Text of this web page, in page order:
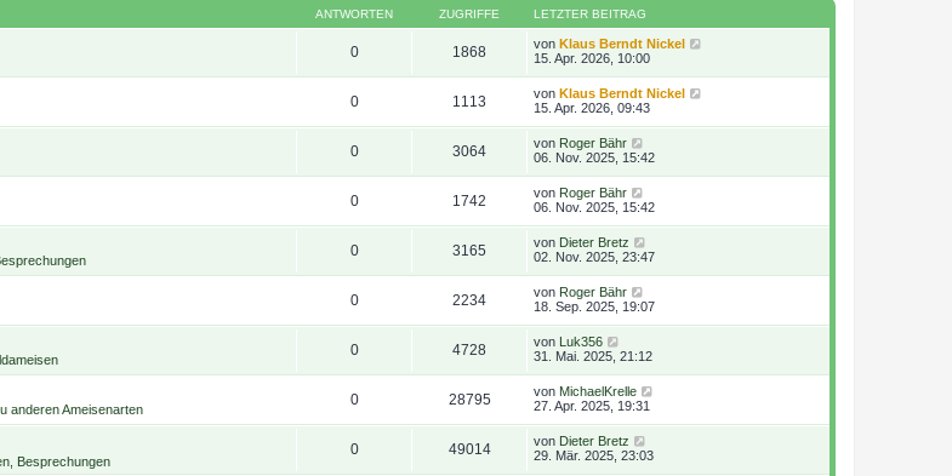
ANTWORTEN ZUGRIFFE LETZTER BEITRAG
0 1868 von Klaus Berndt Nickel
15. Apr. 2026, 10:00
0 1113 von Klaus Berndt Nickel
15. Apr. 2026, 09:43
0 3064 von Roger Bähr
06. Nov. 2025, 15:42
0 1742 von Roger Bähr
06. Nov. 2025, 15:42
0 3165 von Dieter Bretz
02. Nov. 2025, 23:47
0 2234 von Roger Bähr
18. Sep. 2025, 19:07
0 4728 von Luk356
31. Mai. 2025, 21:12
anderen Ameisenarten
0 28795 von MichaelKrelle
27. Apr. 2025, 19:31
Besprechungen
0 49014 von Dieter Bretz
29. Mär. 2025, 23:03